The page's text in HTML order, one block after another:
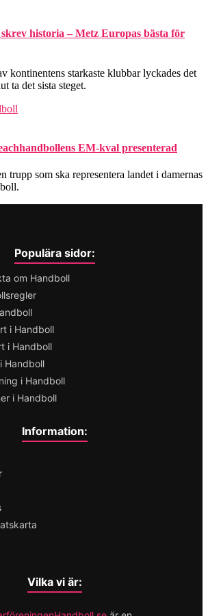
historia – Metz Europas bästa för
kontinentens starkaste klubbar lyckades det
ta det sista steget.
EM-kval presenterad
trupp som ska representera landet i damernas
Populära sidor:
om Handboll
i Handboll
i Handboll
Handboll
i Handboll
i Handboll
Information:
Vilka vi är: